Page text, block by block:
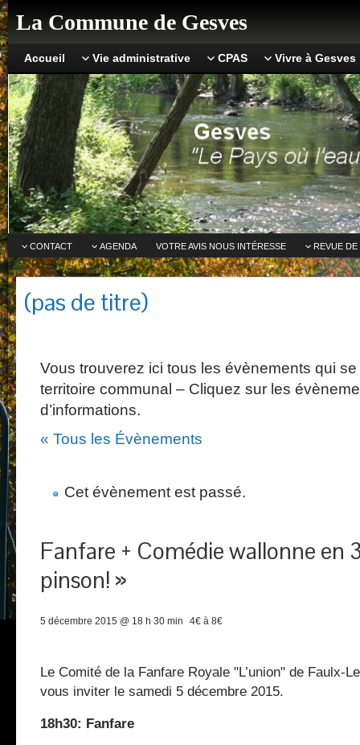
La Commune de Gesves
Accueil Vie administrative CPAS Vivre à Gesves
CONTACT AGENDA VOTRE AVIS NOUS INTÉRESSE REVUE DE
(pas de titre)
Vous trouverez ici tous les évènements qui
territoire communal – Cliquez sur les
d’informations.
« Tous les Évènements
Cet évènement est passé.
Fanfare + Comédie wallonne en
pinson! »
5 décembre 2015 @ 18 h 30 min 4€ à 8€
Le Comité de la Fanfare Royale "L’union" de Faulx-
vous inviter le samedi 5 décembre 2015.
18h30: Fanfare